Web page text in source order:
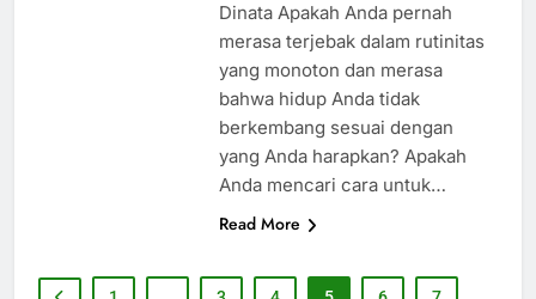
Dinata Apakah Anda pernah
merasa terjebak dalam rutinitas
yang monoton dan merasa
bahwa hidup Anda tidak
berkembang sesuai dengan
yang Anda harapkan? Apakah
Anda mencari cara untuk…
Read More